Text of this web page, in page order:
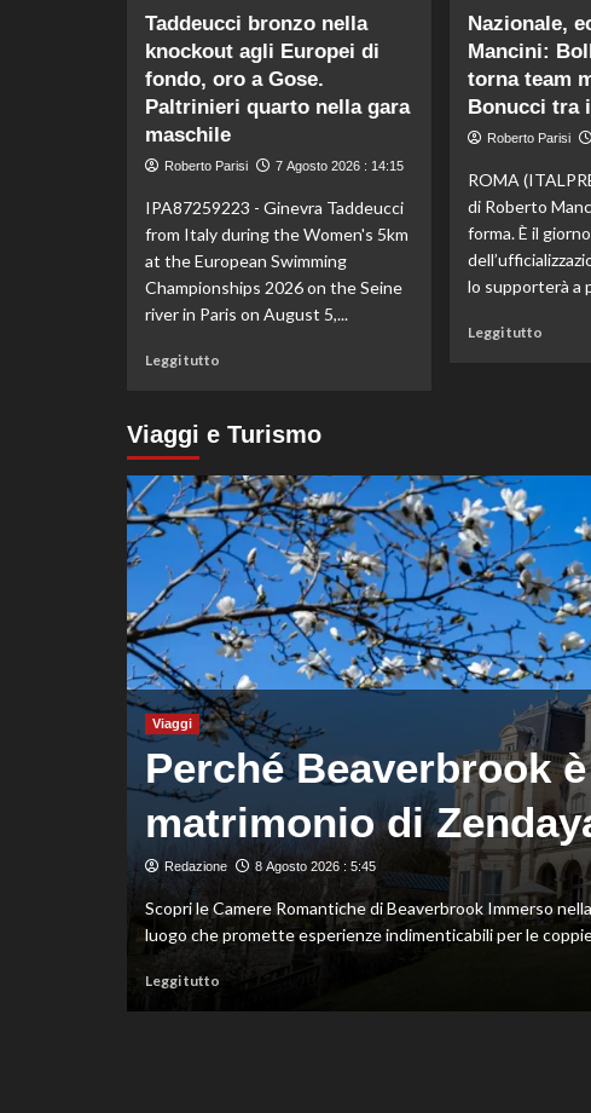
Impresa
di
Kelly
Doualla:
16
anni
bronzo
sui
100
ai
Mondiali
non
lascia
vetta:
ad
agosto
è
il
del
Taddeucci bronzo nella
knockout agli Europei di
fondo, oro a Gose.
Paltrinieri quarto nella gara
maschile
Roberto Parisi 7 Agosto 2026 : 14:15
IPA87259223 - Ginevra Taddeucci
from Italy during the Women's 5km
at the European Swimming
Championships 2026 on the Seine
river in Paris on August 5,...
Leggi tuttoLeggi
su
Taddeucci
bronzo
nella
knockout
agli
Europei
di
fondo,
oro
a
Gose.
Paltrinieri
quarto
nella
gara
maschile
Nazionale,
Mancini:
torna team
Bonucci tra
Roberto Parisi
ROMA
di Roberto
forma. È il giorno
lo supporterà a
Leggi tuttoLeggi
di
Bollini
vice,
Oriali
torna
team
tra
i
Viaggi e Turismo
Viaggi
Perché Beaverbrook
matrimonio di
Redazione 8 Agosto 2026 : 5:45
Scopri le Camere Romantiche di Beaverbrook Immerso
luogo che promette esperienze indimenticabili per le
Leggi tuttoLeggi